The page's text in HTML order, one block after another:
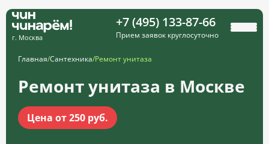
г. Москва
+7 (495) 133-87-66
Прием заявок круглосуточно
Главная/Сантехника/Ремонт унитаза
Ремонт унитаза в Москве
Цена от 250 руб.